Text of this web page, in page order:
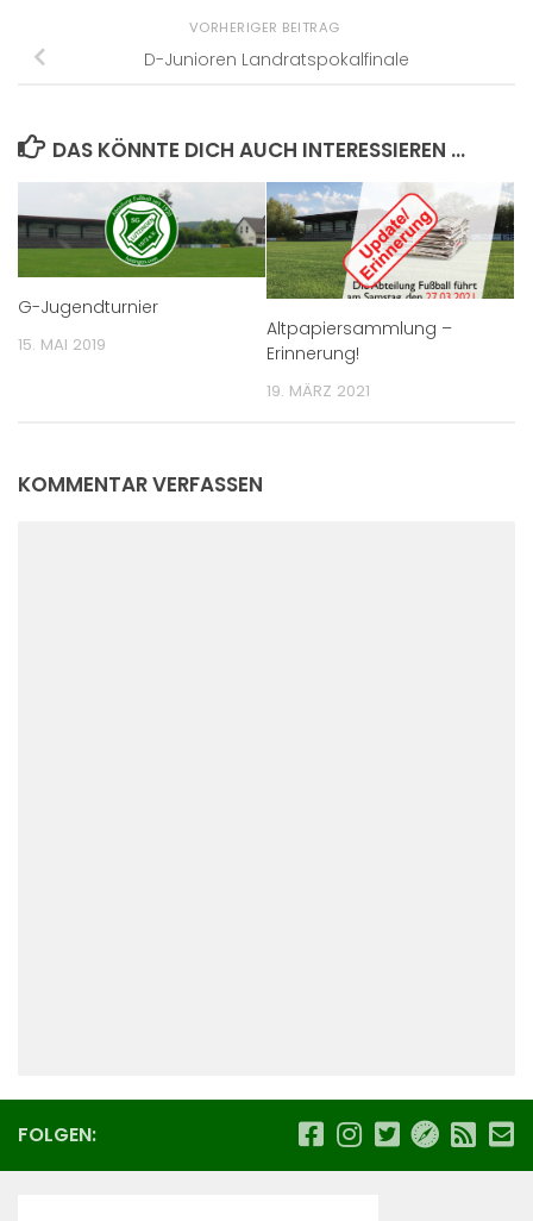
VORHERIGER BEITRAG
D-Junioren Landratspokalfinale
DAS KÖNNTE DICH AUCH INTERESSIEREN …
G-Jugendturnier
15. MAI 2019
Altpapiersammlung –
Erinnerung!
19. MÄRZ 2021
KOMMENTAR VERFASSEN
FOLGEN: